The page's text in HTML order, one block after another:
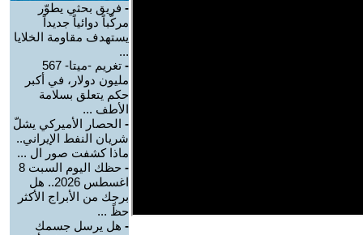
- فريق بحثي يطوّر
مركّباً دوائياً جديداً
يستهدف مقاومة الخلايا
...
-
تغريم -ميتا- 567
مليون دولار، في أكبر
حكم يتعلق بسلامة
الأطف ...
- الحصار الأميركي يشلّ
شريان النفط الإيراني..
ماذا كشفت صور ال ...
-
حظك اليوم السبت 8
اغسطس 2026.. هل
برجك من الأبراج الأكثر
حظً ...
- هل يرسل جسمك